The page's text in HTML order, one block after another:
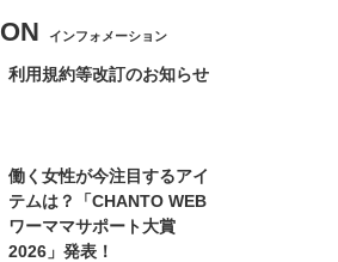
インフォメーション
利用規約等改訂のお知らせ
働く女性が今注目するアイ
テムは？「CHANTO WEB
ワーママサポート大賞
2026」発表！